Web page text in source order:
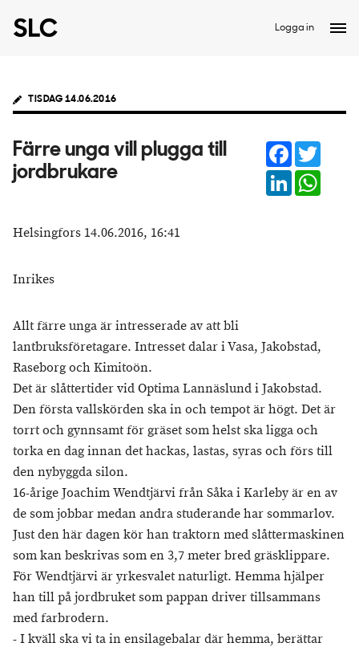
Logga in
TISDAG 14.06.2016
Färre unga vill plugga till
jordbrukare
Facebook
LinkedIn
Helsingfors 14.06.2016, 16:41
Inrikes
Allt färre unga är intresserade av att bli
lantbruksföretagare. Intresset dalar i Vasa, Jakobstad,
Raseborg och Kimitoön.
Det är slåttertider vid Optima Lannäslund i Jakobstad.
Den första vallskörden ska in och tempot är högt. Det är
torrt och gynnsamt för gräset som helst ska ligga och
torka en dag innan det hackas, lastas, syras och förs till
den nybyggda silon.
16-årige Joachim Wendtjärvi från Såka i Karleby är en av
de som jobbar medan andra studerande har sommarlov.
Just den här dagen kör han traktorn med slåttermaskinen
som kan beskrivas som en 3,7 meter bred gräsklippare.
För Wendtjärvi är yrkesvalet naturligt. Hemma hjälper
han till på jordbruket som pappan driver tillsammans
med farbrodern.
- I kväll ska vi ta in ensilagebalar där hemma, berättar